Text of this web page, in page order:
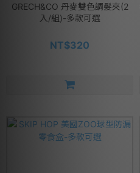
GRECH&CO 丹麥雙色調髮夾(2
入/組)-多款可選
NT$320